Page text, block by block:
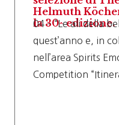
Helmuth
la 30^ edizione.
04 – “Le ali della
quest’anno e, in
nell’area Spirits
Competition